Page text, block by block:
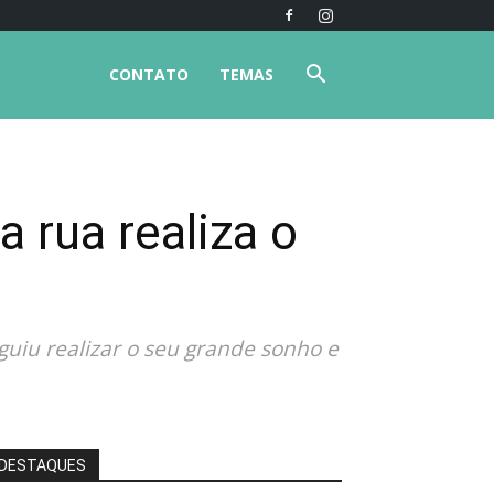
TEMAS
CONTATO
rua realiza o
realizar o seu grande sonho e